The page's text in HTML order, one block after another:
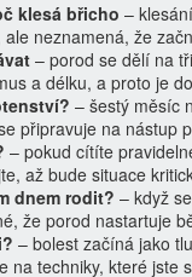
klesá břicho –
neznamená, že
– porod se dělí na
a délku, a proto je
– šestý měsíc
připravuje na nástup
– pokud cítíte
až bude situace
dnem rodit? – když
že porod nastartuje
– bolest začíná jako
na techniky, které jste